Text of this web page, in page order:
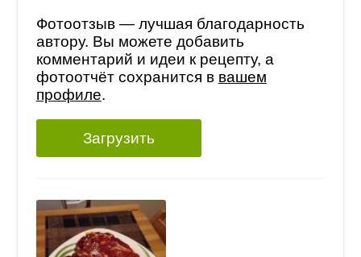
Фотоотзыв — лучшая благодарность
автору. Вы можете добавить
комментарий и идеи к рецепту, а
фотоотчёт сохранится в вашем
профиле.
Загрузить